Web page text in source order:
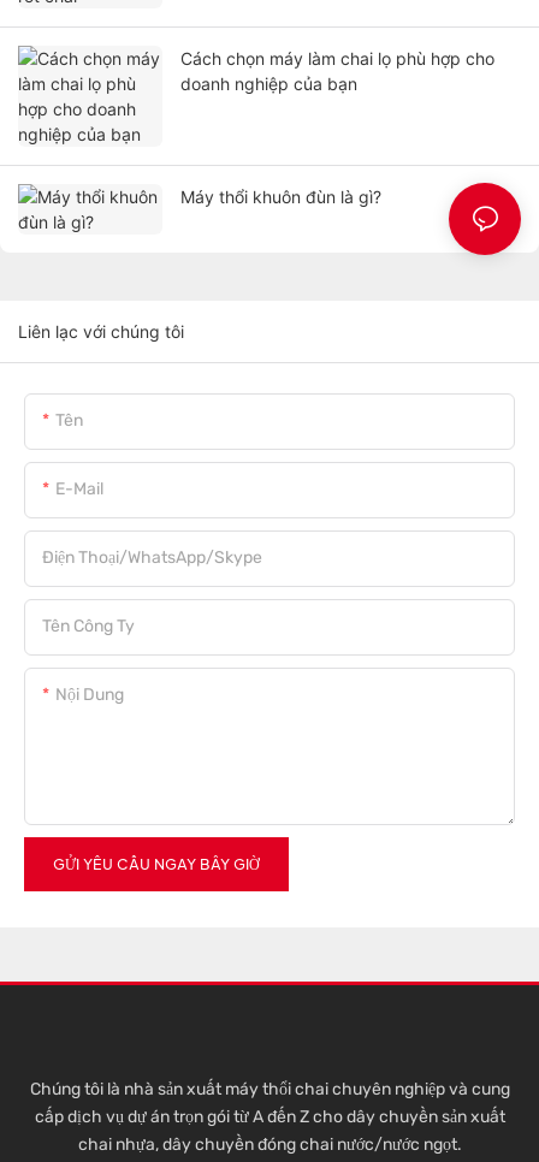
Cách chọn máy làm chai lọ phù hợp cho
doanh nghiệp của bạn
Máy thổi khuôn đùn là gì?
Liên lạc với chúng tôi
Tên
E-Mail
Điện Thoại/WhatsApp/Skype
Tên Công Ty
Nội Dung
GỬI YÊU CẦU NGAY BÂY GIỜ
Chúng tôi là nhà sản xuất máy thổi chai chuyên nghiệp và cung
cấp dịch vụ dự án trọn gói từ A đến Z cho dây chuyền sản xuất
chai nhựa, dây chuyền đóng chai nước/nước ngọt.